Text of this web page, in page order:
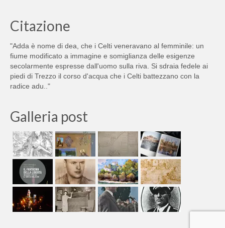
Citazione
"Adda è nome di dea, che i Celti veneravano al femminile: un
fiume modificato a immagine e somiglianza delle esigenze
secolarmente espresse dall'uomo sulla riva. Si sdraia fedele ai
piedi di Trezzo il corso d'acqua che i Celti battezzano con la
radice adu.."
Galleria post